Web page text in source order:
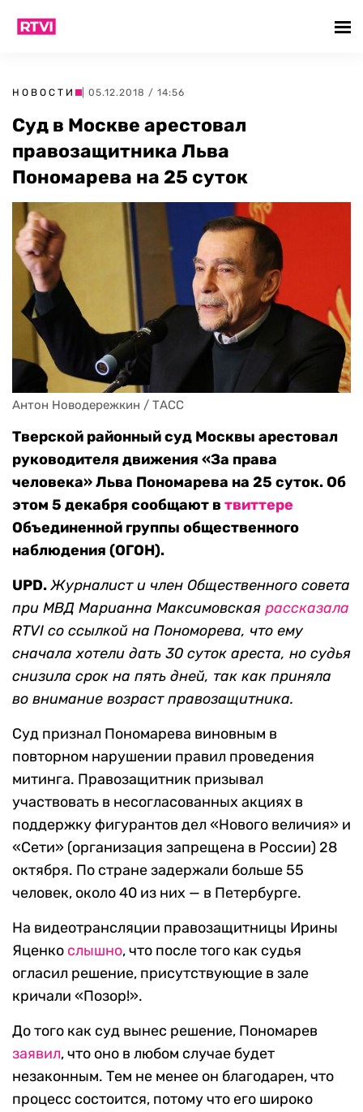
НОВОСТИ | 05.12.2018 / 14:56
Суд в Москве арестовал
правозащитника Льва
Пономарева на 25 суток
Антон Новодережкин / ТАСС
Тверской районный суд Москвы арестовал
руководителя движения «За права
человека» Льва Пономарева на 25 суток. Об
этом 5 декабря сообщают в твиттере
Объединенной группы общественного
наблюдения (ОГОН).
UPD.Журналист и член Общественного совета
при МВД Марианна Максимовская рассказала
RTVI со ссылкой на Пономорева, что ему
сначала хотели дать 30 суток ареста, но судья
снизила срок на пять дней, так как приняла
во внимание возраст правозащитника.
Суд признал Пономарева виновным в
повторном нарушении правил проведения
митинга. Правозащитник призывал
участвовать в несогласованных акциях в
поддержку фигурантов дел «Нового величия» и
«Сети» (организация запрещена в России) 28
октября. По стране задержали больше 55
человек, около 40 из них — в Петербурге.
На видеотрансляции правозащитницы Ирины
Яценко слышно, что после того как судья
огласил решение, присутствующие в зале
кричали «Позор!».
До того как суд вынес решение, Пономарев
заявил, что оно в любом случае будет
незаконным. Тем не менее он благодарен, что
процесс состоится, потому что его широко